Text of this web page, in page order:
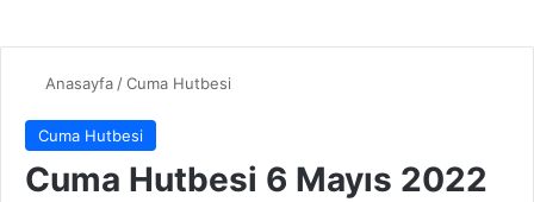
Anasayfa /Cuma Hutbesi
Cuma Hutbesi
Cuma Hutbesi 6 Mayıs 2022